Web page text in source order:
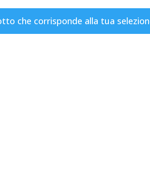
che corrisponde alla tua